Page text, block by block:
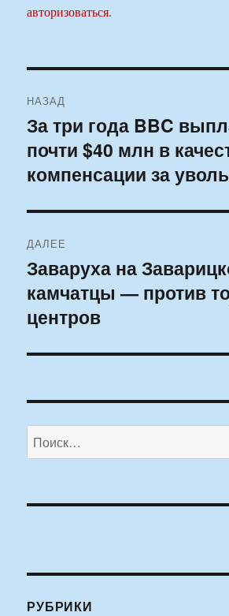
авторизоваться.
по
записям
НАЗАД
Предыдущая
запись:
За три года BBC
почти $40 млн в
компенсации за
ДАЛЕЕ
Следующая
запись:
Заваруха на
камчатцы — против
центров
Искать:
РУБРИКИ